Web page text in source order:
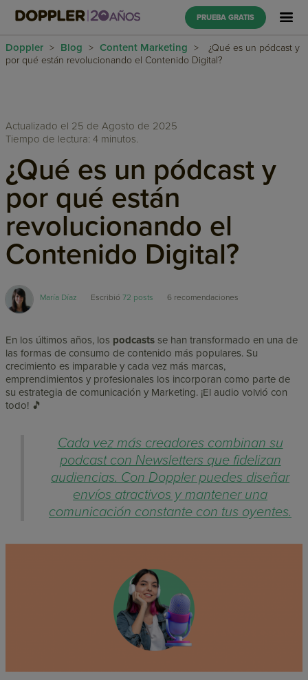
PRUEBA GRATIS
Doppler > Blog > Content Marketing >
¿Qué es un pódcast y
por qué están revolucionando el Contenido Digital?
Actualizado el 25 de Agosto de 2025
Tiempo de lectura: 4 minutos.
¿Qué es un pódcast y
por qué están
revolucionando el
Contenido Digital?
María Díaz Escribió72 posts 6 recomendaciones
En los últimos años, los podcasts se han transformado en una de
las formas de consumo de contenido más populares. Su
crecimiento es imparable y cada vez más marcas,
emprendimientos y profesionales los incorporan como parte de
su estrategia de comunicación y Marketing. ¡El audio volvió con
todo! 🎵
Cada vez más creadores combinan su
podcast con Newsletters que fidelizan
audiencias. Con Doppler puedes diseñar
envíos atractivos y mantener una
comunicación constante con tus oyentes.